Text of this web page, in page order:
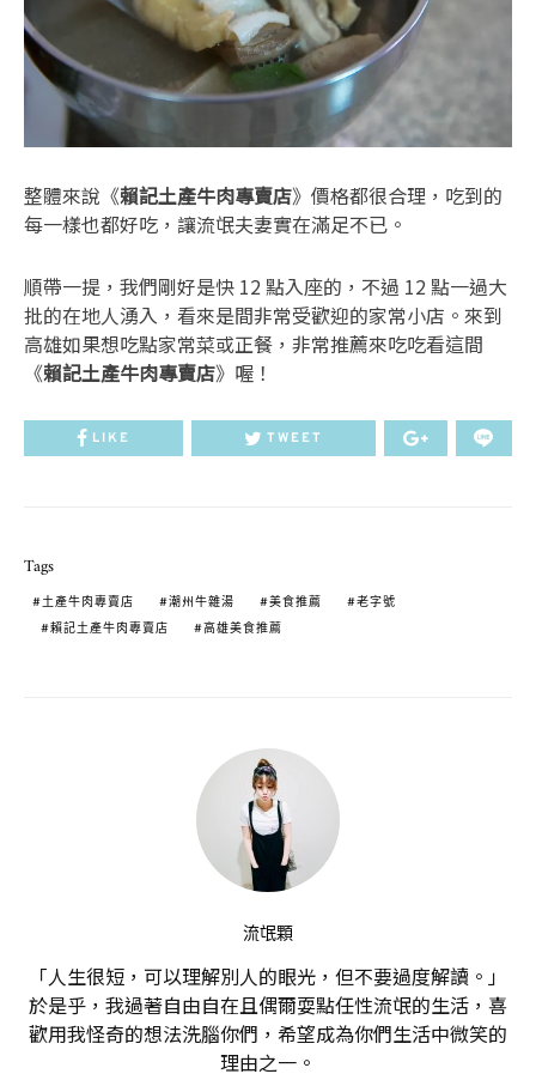
整體來說《賴記土產牛肉專賣店》價格都很合理，吃到的
每一樣也都好吃，讓流氓夫妻實在滿足不已。
順帶一提，我們剛好是快 12 點入座的，不過 12 點一過大
批的在地人湧入，看來是間非常受歡迎的家常小店。來到
高雄如果想吃點家常菜或正餐，非常推薦來吃吃看這間
《賴記土產牛肉專賣店》喔！
LIKE TWEET
Tags
土產牛肉專賣店 潮州牛雜湯 美食推薦
老字號
賴記土產牛肉專賣店
高雄美食推薦
流氓顆
「人生很短，可以理解別人的眼光，但不要過度解讀。」
於是乎，我過著自由自在且偶爾耍點任性流氓的生活，喜
歡用我怪奇的想法洗腦你們，希望成為你們生活中微笑的
理由之一。